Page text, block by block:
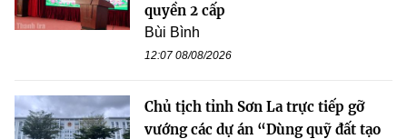
quyền 2 cấp
Bùi Bình
12:07 08/08/2026
Chủ tịch tỉnh Sơn La trực tiếp gỡ
vướng các dự án “Dùng quỹ đất tạo